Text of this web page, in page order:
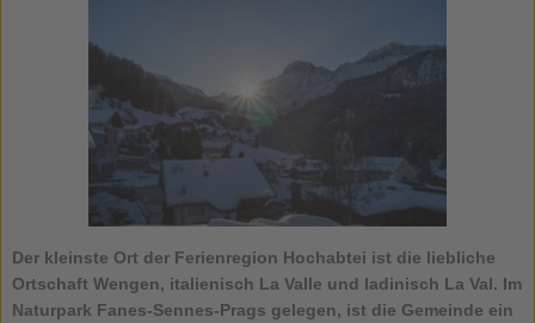
Der kleinste Ort der Ferienregion Hochabtei ist die liebliche
Ortschaft Wengen, italienisch La Valle und ladinisch La Val. Im
Naturpark Fanes-Sennes-Prags gelegen, ist die Gemeinde ein